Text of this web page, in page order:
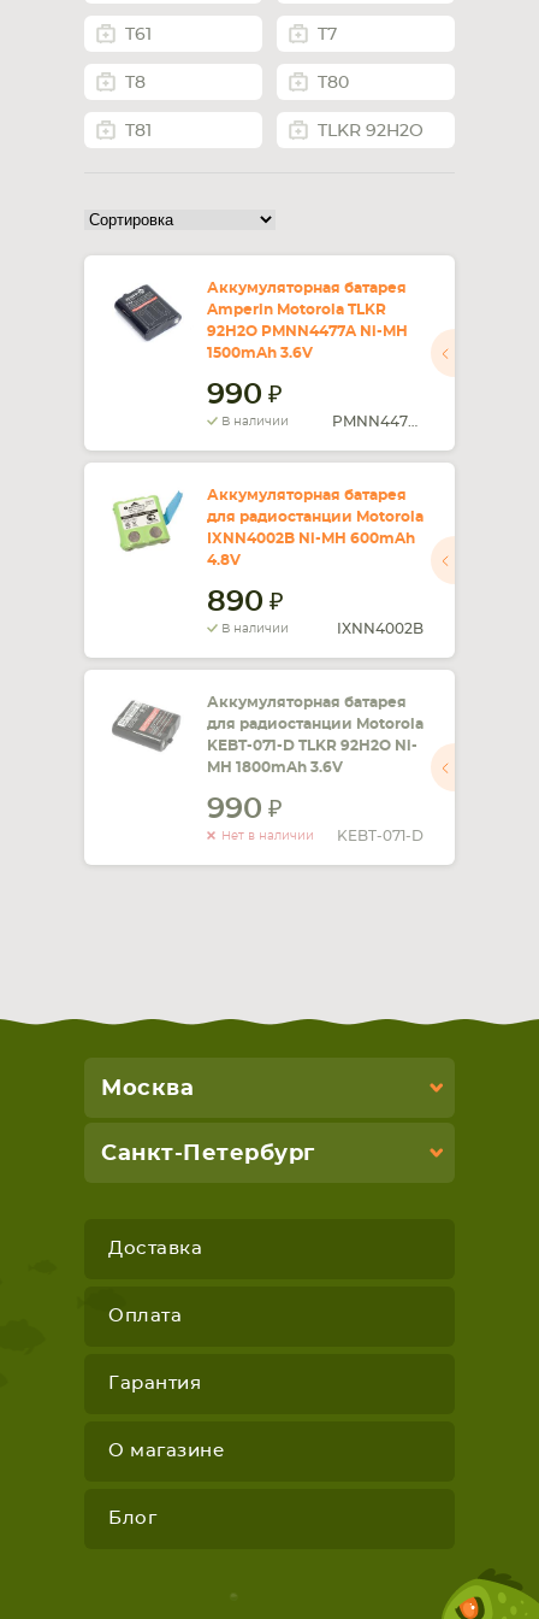
СМАРТФОНА КОМПЛЕКТУЮЩИЕ
T61 T7
T8 T80
T81 TLKR 92H2O
Аккумуляторная батарея
Amperin Motorola TLKR
92H2O PMNN4477A Ni-MH
1500mAh 3.6V
990
В наличии
Аккумуляторная батарея
для радиостанции Motorola
IXNN4002B Ni-MH 600mAh
4.8V
890
В наличии IXNN4002B
Аккумуляторная батарея
для радиостанции Motorola
KEBT-071-D TLKR 92H2O Ni-
MH 1800mAh 3.6V
990
Нет в наличии KEBT-071-D
Москва
Санкт-Петербург
Доставка
Оплата
Гарантия
О магазине
Блог